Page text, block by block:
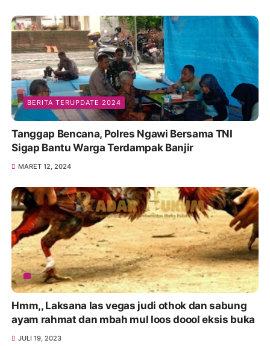
BERITA TERUPDATE 2024
Tanggap Bencana, Polres Ngawi Bersama TNI
Sigap Bantu Warga Terdampak Banjir
MARET 12, 2024
Hmm,, Laksana las vegas judi othok dan sabung
ayam rahmat dan mbah mul loos doool eksis buka
JULI 19, 2023